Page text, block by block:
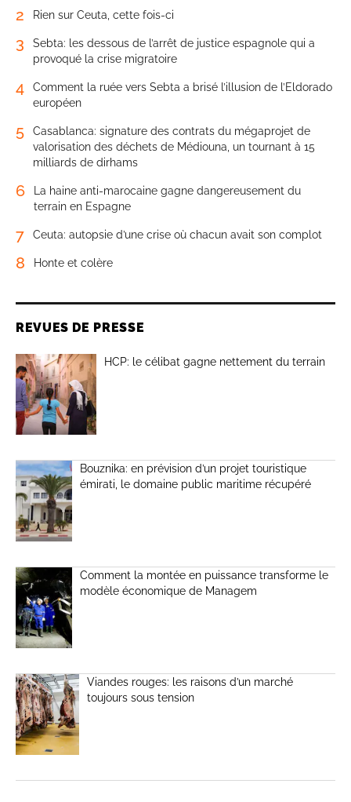
2 Rien sur Ceuta, cette fois-ci
3
Sebta: les dessous de l’arrêt de justice espagnole qui a
provoqué la crise migratoire
4
Comment la ruée vers Sebta a brisé l’illusion de l’Eldorado
européen
5
Casablanca: signature des contrats du mégaprojet de
valorisation des déchets de Médiouna, un tournant à 15
milliards de dirhams
6
La haine anti-marocaine gagne dangereusement du
terrain en Espagne
7 Ceuta: autopsie d’une crise où chacun avait son complot
8 Honte et colère
REVUES DE PRESSE
HCP: le célibat gagne nettement du terrain
Bouznika: en prévision d’un projet touristique
émirati, le domaine public maritime récupéré
Comment la montée en puissance transforme le
modèle économique de Managem
Viandes rouges: les raisons d’un marché
toujours sous tension